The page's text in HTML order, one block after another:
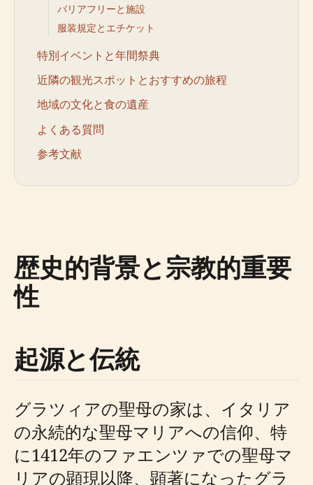
バリアフリーと施設
服装規定とエチケット
特別イベントと年間祭典
近隣の観光スポットとおすすめの旅程
地域の文化と食の遺産
よくある質問
参考文献
歴史的背景と宗教的重要
性
起源と伝統
グラツィアの聖母の家は、イタリア
の永続的な聖母マリアへの信仰、特
に1412年のファエンツァでの聖母マ
リアの顕現以降、顕著になったグラ